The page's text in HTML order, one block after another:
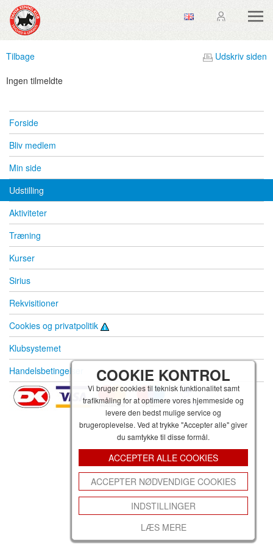
Tilbage
Udskriv siden
Ingen tilmeldte
COOKIE KONTROL
Vi bruger cookies til teknisk funktionalitet samt
trafikmåling for at optimere vores hjemmeside og
levere den bedst mulige service og
brugeroplevelse. Ved at trykke "Accepter alle" giver
du samtykke til disse formål.
ACCEPTER ALLE COOKIES
ACCEPTER NØDVENDIGE COOKIES
INDSTILLINGER
LÆS MERE
Forside
Bliv medlem
Min side
Udstilling
Aktiviteter
Træning
Kurser
Sirius
Rekvisitioner
Cookies og privatpolitik
Klubsystemet
Handelsbetingelser